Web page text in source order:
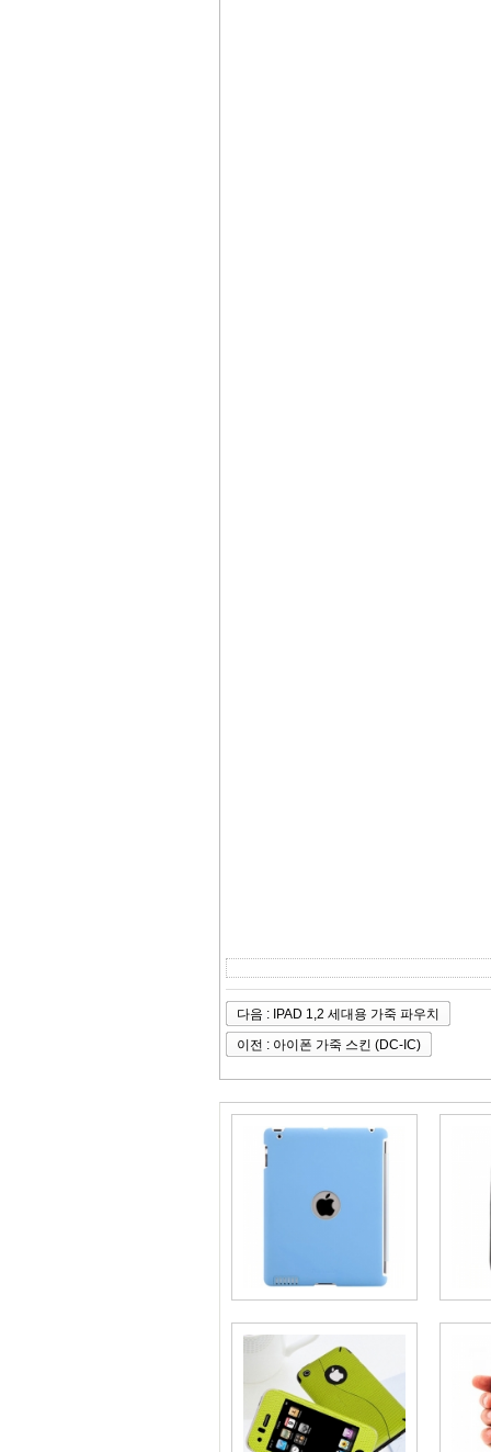
다음 : IPAD 1,2 세대용 가죽 파우치
이전 : 아이폰 가죽 스킨 (DC-IC)